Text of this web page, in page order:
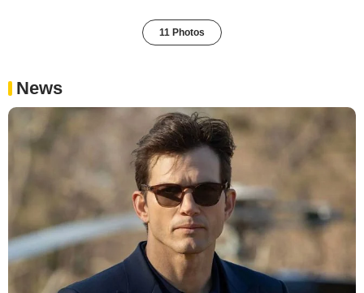
11 Photos
News